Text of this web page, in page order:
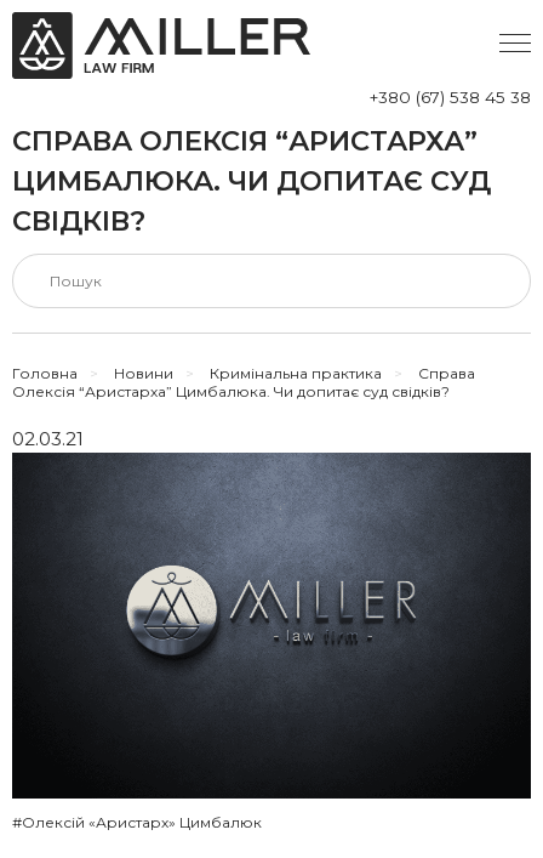
+380 (67) 538 45 38
СПРАВА ОЛЕКСІЯ “АРИСТАРХА”
ЦИМБАЛЮКА. ЧИ ДОПИТАЄ СУД
СВІДКІВ?
Головна > Новини > Кримінальна практика >
Справа
Олексія “Аристарха” Цимбалюка. Чи допитає суд свідків?
02.03.21
#Олексій «Аристарх» Цимбалюк